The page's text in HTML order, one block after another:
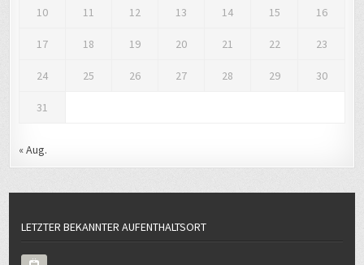
10 11 12 13 14 15 16
17 18 19 20 21 22 23
24 25 26 27 28 29 30
31
« Aug.
LETZTER BEKANNTER AUFENTHALTSORT